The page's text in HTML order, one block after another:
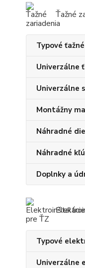
Ťažné
Typové
Univerzálne
Univerzálne
Montážny
Náhradné
Náhradné
Doplnky a
Typové
Univerzálne